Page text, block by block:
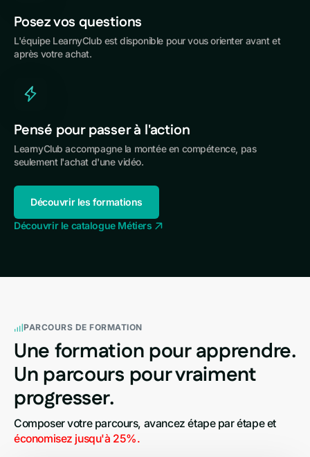
Posez vos questions
L'équipe LearnyClub est disponible pour vous orienter avant et
après votre achat.
Pensé pour passer à l'action
LearnyClub accompagne la montée en compétence, pas
seulement l'achat d'une vidéo.
Découvrir les formations
Découvrir le catalogue Métiers
PARCOURS DE FORMATION
Une formation pour apprendre.
Un parcours pour vraiment
progresser.
Composer votre parcours, avancez étape par étape et
économisez jusqu'à 25%.